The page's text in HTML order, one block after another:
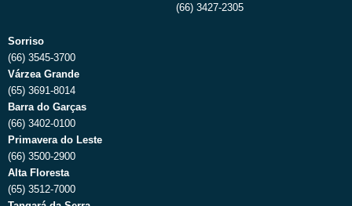
(66) 3427-2305
Sorriso
(66) 3545-3700
Várzea Grande
(65) 3691-8014
Barra do Garças
(66) 3402-0100
Primavera do Leste
(66) 3500-2900
Alta Floresta
(65) 3512-7000